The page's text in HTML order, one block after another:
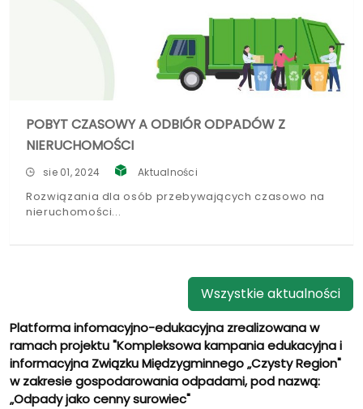
POBYT CZASOWY A ODBIÓR ODPADÓW Z
NIERUCHOMOŚCI
sie 01, 2024 Aktualności
Rozwiązania dla osób przebywających czasowo na
nieruchomości
Wszystkie aktualności
Platforma infomacyjno-edukacyjna zrealizowana w
ramach projektu "Kompleksowa kampania edukacyjna i
informacyjna Związku Międzygminnego „Czysty Region"
w zakresie gospodarowania odpadami, pod nazwą:
„Odpady jako cenny surowiec"